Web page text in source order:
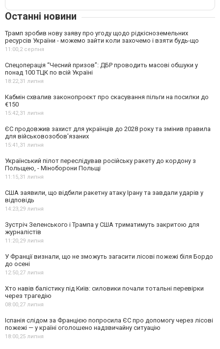
Останні новини
Трамп зробив нову заяву про угоду щодо рідкісноземельних
ресурсів України - можемо зайти коли захочемо і взяти будь-що
11:00,2 серпня
Спецоперація “Чесний призов”: ДБР проводить масові обшуки у
понад 100 ТЦК по всій Україні
18:22,31 липня
Кабмін схвалив законопроєкт про скасування пільги на посилки до
€150
15:42,31 липня
ЄС продовжив захист для українців до 2028 року та змінив правила
для військовозобов'язаних
15:41,31 липня
Український пілот переслідував російську ракету до кордону з
Польщею, - Міноборони Польщі
11:15,31 липня
США заявили, що відбили ракетну атаку Ірану та завдали ударів у
відповідь
14:23,29 липня
Зустріч Зеленського і Трампа у США триматимуть закритою для
журналістів
11:20,29 липня
У Франції визнали, що не зможуть загасити лісові пожежі біля Бордо
до осені
12:50,27 липня
Хто навів балістику під Київ: силовики почали тотальні перевірки
через трагедію
08:00,27 липня
Іспанія слідом за Францією попросила ЄС про допомогу через лісові
пожежі — у країні оголошено надзвичайну ситуацію
18:00,25 липня